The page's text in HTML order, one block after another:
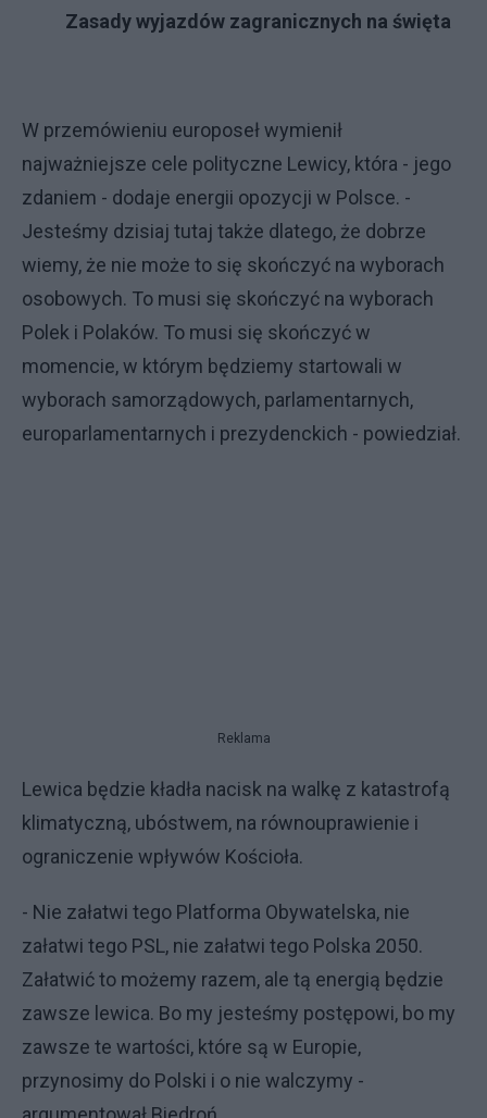
Zasady wyjazdów zagranicznych na święta
W przemówieniu europoseł wymienił
najważniejsze cele polityczne Lewicy, która - jego
zdaniem - dodaje energii opozycji w Polsce. -
Jesteśmy dzisiaj tutaj także dlatego, że dobrze
wiemy, że nie może to się skończyć na wyborach
osobowych. To musi się skończyć na wyborach
Polek i Polaków. To musi się skończyć w
momencie, w którym będziemy startowali w
wyborach samorządowych, parlamentarnych,
europarlamentarnych i prezydenckich - powiedział.
Reklama
Lewica będzie kładła nacisk na walkę z katastrofą
klimatyczną, ubóstwem, na równouprawienie i
ograniczenie wpływów Kościoła.
- Nie załatwi tego Platforma Obywatelska, nie
załatwi tego PSL, nie załatwi tego Polska 2050.
Załatwić to możemy razem, ale tą energią będzie
zawsze lewica. Bo my jesteśmy postępowi, bo my
zawsze te wartości, które są w Europie,
przynosimy do Polski i o nie walczymy -